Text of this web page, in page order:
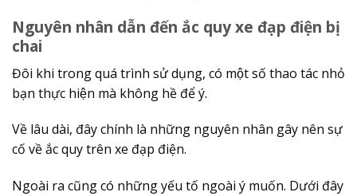
Nguyên nhân dẫn đến ắc quy xe đạp điện bị
chai
Đôi khi trong quá trình sử dụng, có một số thao tác nhỏ
bạn thực hiện mà không hề để ý.
Về lâu dài, đây chính là những nguyên nhân gây nên sự
cố về ắc quy trên xe đạp điện.
Ngoài ra cũng có những yếu tố ngoài ý muốn. Dưới đây